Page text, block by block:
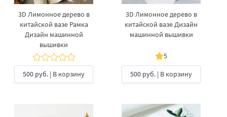
3D Лимонное дерево в
китайской вазе Рамка
Дизайн машинной
вышивки
500 руб. | В корзину
3D Лимонное дерево в
китайской вазе Дизайн
машинной вышивки
5
500 руб. | В корзину